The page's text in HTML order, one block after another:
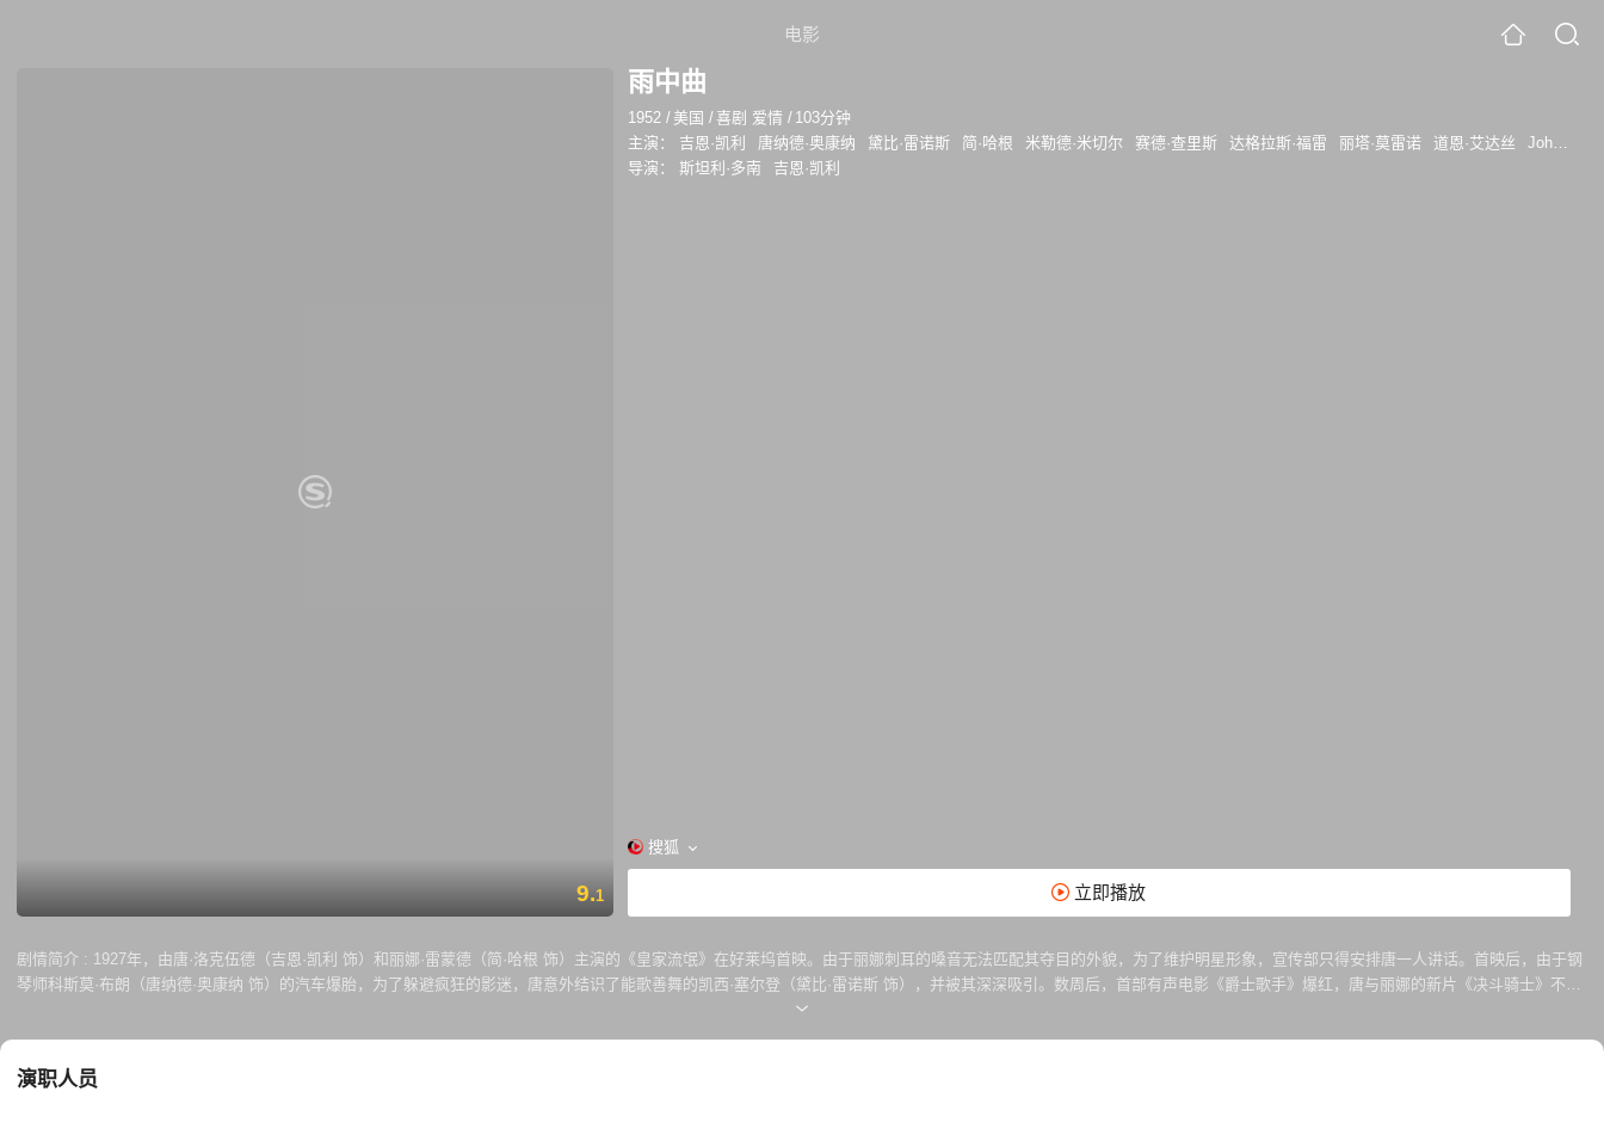
电影
9.1
雨中曲
1952 / 美国 /喜剧 爱情 / 103分钟
主演：
吉恩·凯利 唐纳德·奥康纳 黛比·雷诺斯 简·哈根 米勒德·米切尔 赛德·查里斯 达格拉斯·福雷 丽塔·莫雷诺 道恩·艾达丝
JohnAlbright
导演：
斯坦利·多南 吉恩·凯利
搜狐
立即播放
剧情简介 : 1927年，由唐·洛克伍德（吉恩·凯利 饰）和丽娜·雷蒙德（简·哈根 饰）主演的《皇家流氓》在好莱坞首映。由于丽娜刺耳的嗓音无法匹配其夺目的外貌，为了维护明星形象，宣传部只得安排唐一人讲话。首映后，由于钢
琴师科斯莫·布朗（唐纳德·奥康纳 饰）的汽车爆胎，为了躲避疯狂的影迷，唐意外结识了能歌善舞的凯西·塞尔登（黛比·雷诺斯 饰），并被其深深吸引。数周后，首部有声电影《爵士歌手》爆红，唐与丽娜的新片《决斗骑士》不得
不临时改变拍摄方式，而凯西也成为歌舞片演员。因预映口碑极差，科斯莫提议将《决斗骑士》改为歌舞片，由凯西为丽娜配音，凯西积极附议。与凯西吻别后，唐心花怒放，在雨中载歌载舞。科斯莫的计划能否奏效？幕后的凯西
演职人员